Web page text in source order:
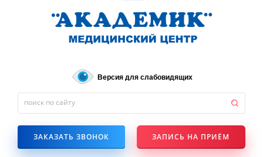
Версия для слабовидящих
ЗАКАЗАТЬ ЗВОНОК ЗАПИСЬ НА ПРИЁМ